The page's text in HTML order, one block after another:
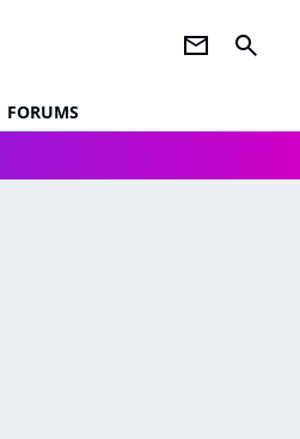
newsletter search
FORUMS